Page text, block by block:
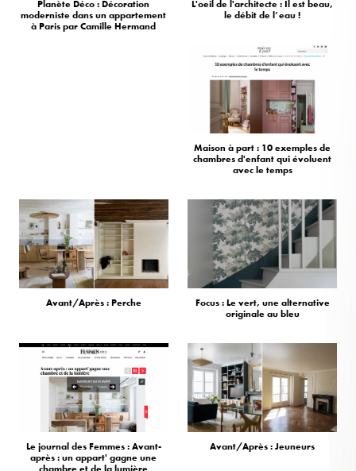
Planète Déco : Décoration
moderniste dans un appartement
à Paris par Camille Hermand
L'oeil de l'architecte : Il est beau,
le débit de l’eau !
Maison à part : 10 exemples de
chambres d'enfant qui évoluent
avec le temps
Avant/Après : Perche
Focus : Le vert, une alternative
originale au bleu
Le journal des Femmes : Avant-
après : un appart' gagne une
chambre et de la lumière
Avant/Après : Jeuneurs